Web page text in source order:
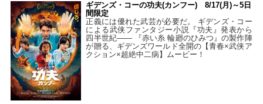
ギデンズ・コーの功夫(カンフー) 8/17(月)～5日
間限定
正義には優れた武芸が必要だ。 ギデンズ・コー
による武侠ファンタジー小説『功夫』発表から
四半世紀―― 『赤い糸 輪廻のひみつ』の製作陣
が贈る、ギデンズワールド全開の【青春×武侠ア
クション×超絶中二病】ムービー！